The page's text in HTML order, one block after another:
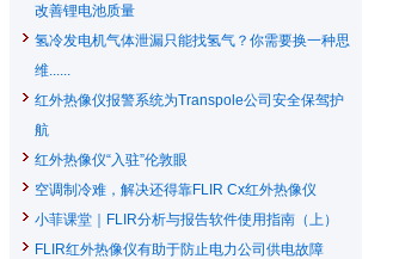
改善锂电池质量
氢冷发电机气体泄漏只能找氢气？你需要换一种思
维......
红外热像仪报警系统为Transpole公司安全保驾护
航
红外热像仪“入驻”伦敦眼
空调制冷难，解决还得靠FLIR Cx红外热像仪
小菲课堂｜FLIR分析与报告软件使用指南（上）
FLIR红外热像仪有助于防止电力公司供电故障